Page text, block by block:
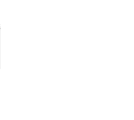
Schaltflächen